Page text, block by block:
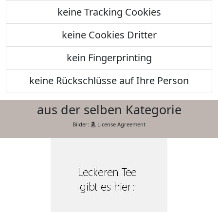
keine Tracking Cookies
keine Cookies Dritter
kein Fingerprinting
keine Rückschlüsse auf Ihre Person
aus der selben Kategorie
Bilder: License Agreement